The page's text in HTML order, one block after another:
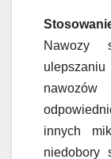
Nawozy
nawozów
innych
niedobory